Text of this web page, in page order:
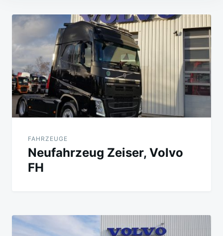
Beitragsnavigation
FAHRZEUGE
Neufahrzeug Zeiser, Volvo
FH